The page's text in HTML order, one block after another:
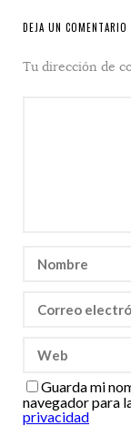
DEJA UN COMENTARIO
Tu dirección de
Guarda mi
navegador para
privacidad